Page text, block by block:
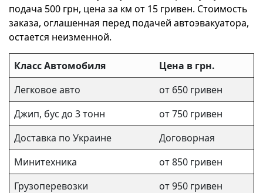
подача 500 грн, цена за км от 15 гривен. Стоимость
заказа, оглашенная перед подачей автоэвакуатора,
остается неизменной.
Класс Автомобиля
Цена в грн.
Легковое авто
от 650 гривен
Джип, бус до 3 тонн
от 750 гривен
Доставка по Украине
Договорная
Минитехника
от 850 гривен
Грузоперевозки
от 950 гривен